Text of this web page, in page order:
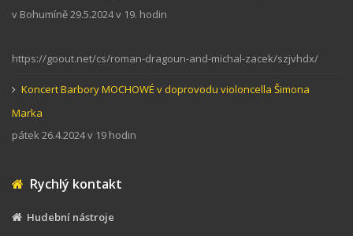
v Bohumíně 29.5.2024 v 19. hodin
https://goout.net/cs/roman-dragoun-and-michal-zacek/szjvhdx/
Koncert Barbory MOCHOWÉ v doprovodu violoncella Šimona
Marka
pátek 26.4.2024 v 19 hodin
Rychlý kontakt
Hudební nástroje